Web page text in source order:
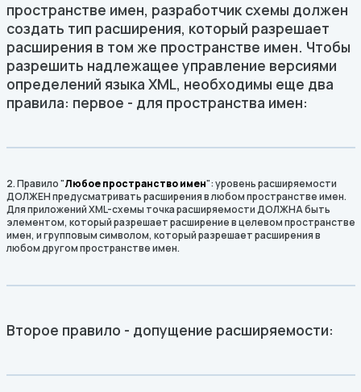
пространстве имен, разработчик схемы должен
создать тип расширения, который разрешает
расширения в том же пространстве имен. Чтобы
разрешить надлежащее управление версиями
определений языка XML, необходимы еще два
правила: первое - для пространства имен:
2. Правило "Любое пространство имен": уровень расширяемости
ДОЛЖЕН предусматривать расширения в любом пространстве имен.
Для приложений XML-схемы точка расширяемости ДОЛЖНА быть
элементом, который разрешает расширение в целевом пространстве
имен, и групповым символом, который разрешает расширения в
любом другом пространстве имен.
Второе правило - допущение расширяемости: